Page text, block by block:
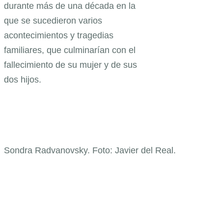
durante más de una década en la
que se sucedieron varios
acontecimientos y tragedias
familiares, que culminarían con el
fallecimiento de su mujer y de sus
dos hijos.
Sondra Radvanovsky. Foto: Javier del Real.